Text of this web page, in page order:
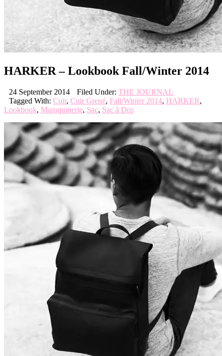
HARKER – Lookbook Fall/Winter 2014
24 September 2014 Filed Under: THE JOURNAL
Tagged With: Cuir, Cuir Grené, Fall/Winter 2014, HARKER,
Lookbook, Maroquinerie, Sac, Sac à Dos